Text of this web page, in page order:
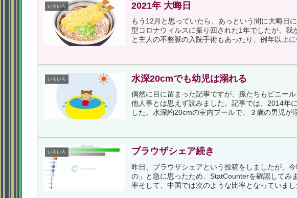
いろいろ 2021年 大晦日
もう12月と思っていたら、あっという間に大晦日
型コロナウィルスに振り回された1年でしたが、
と主人の不整脈の入院手術もあったり、例年以上
いろいろ 水深20cmでも幼児は溺れる
偶然に目に留まった記事ですが、孫たちもビニー
他人事とは思えず読みました。記事では、2014年
した。水深約20cmの室内プールで、３歳の男児が
いろいろ ブラウザシェア続き
昨日、ブラウザシェアという投稿をしましたが、
の」と急に思ったため、StatCounterを確認してみ
率そして、中国では次のような比率となっていまし